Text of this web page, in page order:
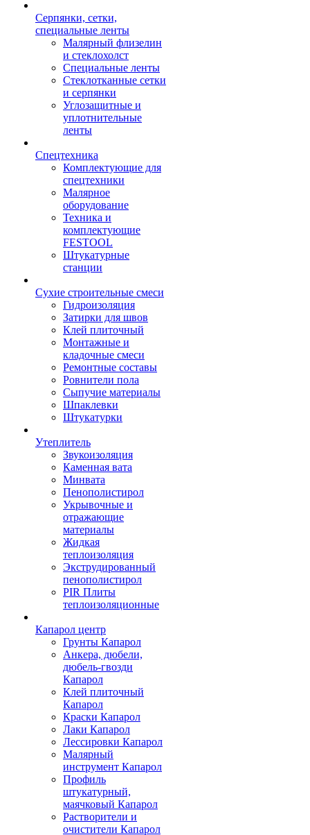
Серпянки, сетки,
специальные ленты
Малярный флизелин
и стеклохолст
Специальные ленты
Стеклотканные сетки
и серпянки
Углозащитные и
уплотнительные
ленты
Спецтехника
Комплектующие для
спецтехники
Малярное
оборудование
Техника и
комплектующие
FESTOOL
Штукатурные
станции
Сухие строительные смеси
Гидроизоляция
Затирки для швов
Клей плиточный
Монтажные и
кладочные смеси
Ремонтные составы
Ровнители пола
Сыпучие материалы
Шпаклевки
Штукатурки
Утеплитель
Звукоизоляция
Каменная вата
Минвата
Пенополистирол
Укрывочные и
отражающие
материалы
Жидкая
теплоизоляция
Экструдированный
пенополистирол
PIR Плиты
теплоизоляционные
Капарол центр
Грунты Капарол
Анкера, дюбели,
дюбель-гвозди
Капарол
Клей плиточный
Капарол
Краски Капарол
Лаки Капарол
Лессировки Капарол
Малярный
инструмент Капарол
Профиль
штукатурный,
маячковый Капарол
Растворители и
очистители Капарол